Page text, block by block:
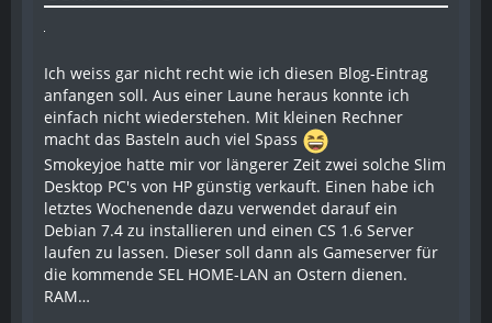
Ich weiss gar nicht recht wie ich diesen Blog-Eintrag
anfangen soll. Aus einer Laune heraus konnte ich
einfach nicht wiederstehen. Mit kleinen Rechner
macht das Basteln auch viel Spass
Smokeyjoe hatte mir vor längerer Zeit zwei solche Slim
Desktop PC's von HP günstig verkauft. Einen habe ich
letztes Wochenende dazu verwendet darauf ein
Debian 7.4 zu installieren und einen CS 1.6 Server
laufen zu lassen. Dieser soll dann als Gameserver für
die kommende SEL HOME-LAN an Ostern dienen.
RAM…